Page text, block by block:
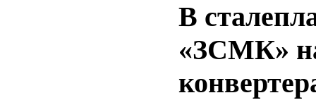
В
«ЗСМК»